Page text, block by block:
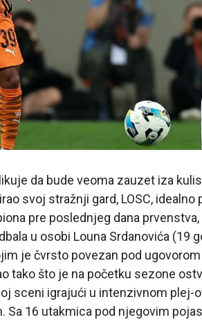
da bude veoma zauzet iza
svoj stražnji gard, LOSC,
pre poslednjeg dana
u osobi Louna Srdanovića (19
je čvrsto povezan pod
tako što je na početku sezone
sceni igrajući u intenzivnom plej-
Sa 16 utakmica pod njegovim